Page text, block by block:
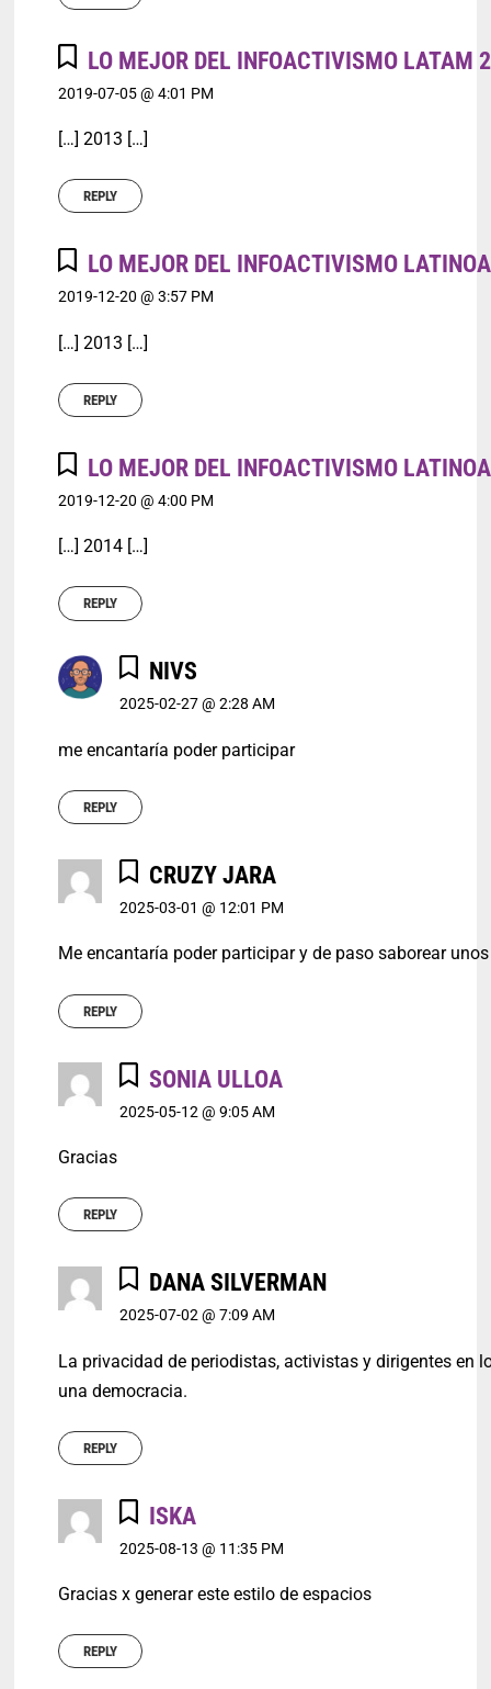
LO MEJOR DEL INFOACTIVISMO LATAM
2019-07-05 @ 4:01 PM
[…] 2013 […]
REPLY
LO MEJOR DEL INFOACTIVISMO
2019-12-20 @ 3:57 PM
[…] 2013 […]
REPLY
LO MEJOR DEL INFOACTIVISMO
2019-12-20 @ 4:00 PM
[…] 2014 […]
REPLY
NIVS
2025-02-27 @ 2:28 AM
me encantaría poder participar
REPLY
CRUZY JARA
2025-03-01 @ 12:01 PM
Me encantaría poder participar y de paso saborear
REPLY
SONIA ULLOA
2025-05-12 @ 9:05 AM
Gracias
REPLY
DANA SILVERMAN
2025-07-02 @ 7:09 AM
La privacidad de periodistas, activistas y dirigentes en
una democracia.
REPLY
ISKA
2025-08-13 @ 11:35 PM
Gracias x generar este estilo de espacios
REPLY